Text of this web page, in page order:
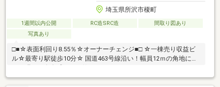
埼玉県所沢市榎町
1週間以内公開 RC造SRC造
間取り図あり
写真あり
□■☆表面利回り8.55％☆オーナーチェンジ■□ ☆一棟売り収益ビ
ル☆最寄り駅徒歩10分☆ 国道463号線沿い！幅員12ｍの角地にタ